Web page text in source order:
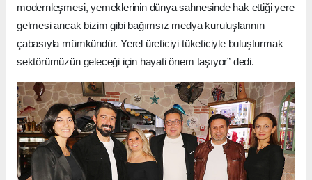
modernleşmesi, yemeklerinin dünya sahnesinde hak ettiği yere
gelmesi ancak bizim gibi bağımsız medya kuruluşlarının
çabasıyla mümkündür. Yerel üreticiyi tüketiciyle buluşturmak
sektörümüzün geleceği için hayati önem taşıyor” dedi.